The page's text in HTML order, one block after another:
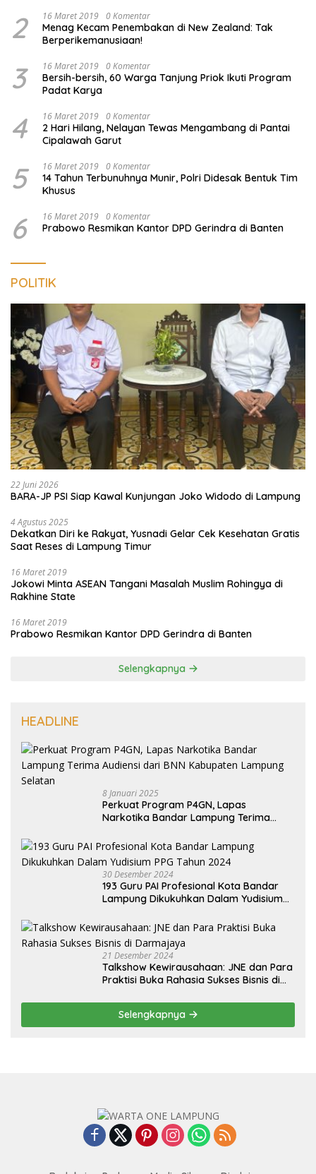
2 16 Maret 2019 0 Komentar
Menag Kecam Penembakan di New Zealand: Tak
Berperikemanusiaan!
3 16 Maret 2019 0 Komentar
Bersih-bersih, 60 Warga Tanjung Priok Ikuti Program
Padat Karya
4 16 Maret 2019 0 Komentar
2 Hari Hilang, Nelayan Tewas Mengambang di Pantai
Cipalawah Garut
5 16 Maret 2019 0 Komentar
14 Tahun Terbunuhnya Munir, Polri Didesak Bentuk Tim
Khusus
6 16 Maret 2019 0 Komentar
Prabowo Resmikan Kantor DPD Gerindra di Banten
POLITIK
22 Juni 2026
BARA-JP PSI Siap Kawal Kunjungan Joko Widodo di Lampung
4 Agustus 2025
Dekatkan Diri ke Rakyat, Yusnadi Gelar Cek Kesehatan Gratis
Saat Reses di Lampung Timur
16 Maret 2019
Jokowi Minta ASEAN Tangani Masalah Muslim Rohingya di
Rakhine State
16 Maret 2019
Prabowo Resmikan Kantor DPD Gerindra di Banten
Selengkapnya
HEADLINE
8 Januari 2025
Perkuat Program P4GN, Lapas
Narkotika Bandar Lampung Terima
Selatan
30 Desember 2024
193 Guru PAI Profesional Kota Bandar
Lampung Dikukuhkan Dalam Yudisium
21 Desember 2024
Talkshow Kewirausahaan: JNE dan Para
Praktisi Buka Rahasia Sukses Bisnis di
Selengkapnya